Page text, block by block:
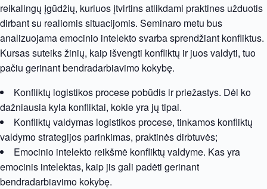
reikalingų įgūdžių, kuriuos įtvirtins atlikdami praktines užduotis
dirbant su realiomis situacijomis. Seminaro metu bus
analizuojama emocinio intelekto svarba sprendžiant konfliktus.
Kursas suteiks žinių, kaip išvengti konfliktų ir juos valdyti, tuo
pačiu gerinant bendradarbiavimo kokybę.
Konfliktų logistikos procese pobūdis ir priežastys. Dėl ko
dažniausia kyla konfliktai, kokie yra jų tipai.
Konfliktų valdymas logistikos procese, tinkamos konfliktų
valdymo strategijos parinkimas, praktinės dirbtuvės;
Emocinio intelekto reikšmė konfliktų valdyme. Kas yra
emocinis intelektas, kaip jis gali padėti gerinant
bendradarbiavimo kokybę.